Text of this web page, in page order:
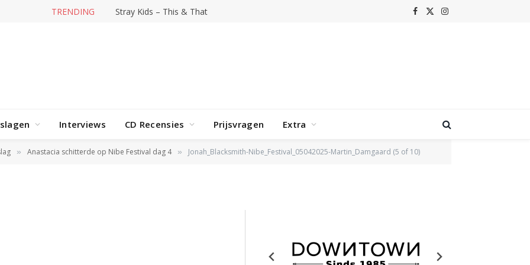
TRENDING Stray Kids – This & That Facebook
X
Instagram
Interviews CD Recensies Prijsvragen Extra
» Anastacia schitterde op Nibe Festival dag 4 » Jonah_Blacksmith-Nibe_Festival_05042025-Martin_Damgaard (5 of 10)
of 10)